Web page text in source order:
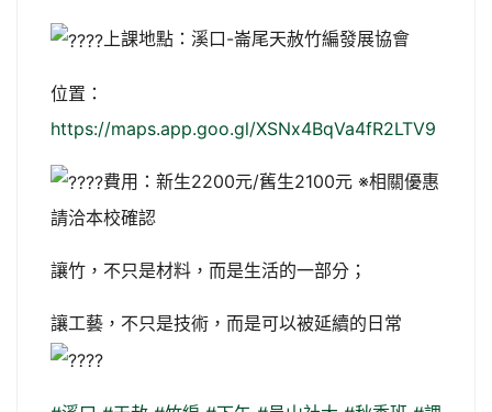
上課地點：溪口-崙尾天赦竹編發展協會
位置：
https://maps.app.goo.gl/XSNx4BqVa4fR2LTV9
費用：新生2200元/舊生2100元 ※相關優惠
請洽本校確認
讓竹，不只是材料，而是生活的一部分；
讓工藝，不只是技術，而是可以被延續的日常